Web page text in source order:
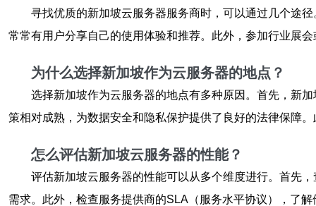
寻找优质的新加坡云服务器服务商时，可以通过几个途
常常有用户分享自己的使用体验和推荐。此外，参加行业展
为什么选择新加坡作为云服务器的地点？
选择新加坡作为云服务器的地点有多种原因。首先，新
策相对成熟，为数据安全和隐私保护提供了良好的法律保障
怎么评估新加坡云服务器的性能？
评估新加坡云服务器的性能可以从多个维度进行。首先
需求。此外，检查服务提供商的SLA（服务水平协议），了